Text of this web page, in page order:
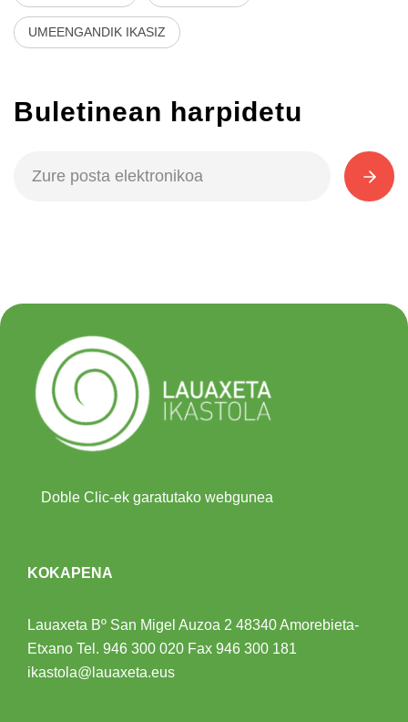
UMEENGANDIK IKASIZ
Buletinean harpidetu
Doble Clic-ek garatutako webgunea
KOKAPENA
Lauaxeta Bº San Migel Auzoa 2 48340 Amorebieta-
Etxano Tel. 946 300 020 Fax 946 300 181
ikastola@lauaxeta.eus